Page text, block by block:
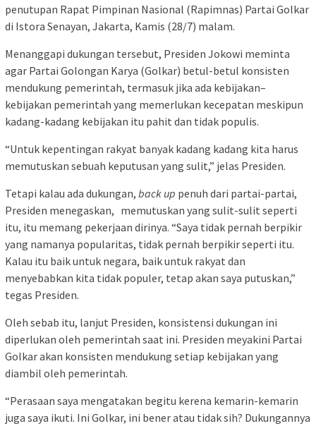
penutupan Rapat Pimpinan Nasional (Rapimnas) Partai Golkar
di Istora Senayan, Jakarta, Kamis (28/7) malam.
Menanggapi dukungan tersebut, Presiden Jokowi meminta
agar Partai Golongan Karya (Golkar) betul-betul konsisten
mendukung pemerintah, termasuk jika ada kebijakan–
kebijakan pemerintah yang memerlukan kecepatan meskipun
kadang-kadang kebijakan itu pahit dan tidak populis.
“Untuk kepentingan rakyat banyak kadang kadang kita harus
memutuskan sebuah keputusan yang sulit,” jelas Presiden.
Tetapi kalau ada dukungan, back up penuh dari partai-partai,
Presiden menegaskan, memutuskan yang sulit-sulit seperti
itu, itu memang pekerjaan dirinya. “Saya tidak pernah berpikir
yang namanya popularitas, tidak pernah berpikir seperti itu.
Kalau itu baik untuk negara, baik untuk rakyat dan
menyebabkan kita tidak populer, tetap akan saya putuskan,”
tegas Presiden.
Oleh sebab itu, lanjut Presiden, konsistensi dukungan ini
diperlukan oleh pemerintah saat ini. Presiden meyakini Partai
Golkar akan konsisten mendukung setiap kebijakan yang
diambil oleh pemerintah.
“Perasaan saya mengatakan begitu kerena kemarin-kemarin
juga saya ikuti. Ini Golkar, ini bener atau tidak sih? Dukungannya